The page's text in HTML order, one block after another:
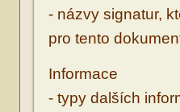
- názvy signatur,
pro tento
Informace
- typy dalších